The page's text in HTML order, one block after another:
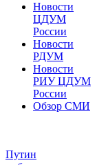
Новости
ЦДУМ
России
Новости
РДУМ
Новости
РИУ ЦДУМ
России
Обзор СМИ
Путин